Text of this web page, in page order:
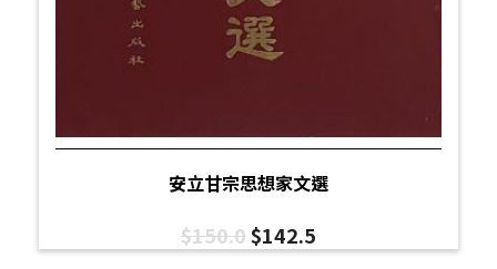
安立甘宗思想家文選
$150.0$142.5